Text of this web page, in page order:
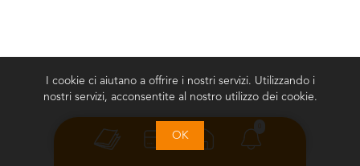
I cookie ci aiutano a offrire i nostri servizi. Utilizzando i
nostri servizi, acconsentite al nostro utilizzo dei cookie.
OK